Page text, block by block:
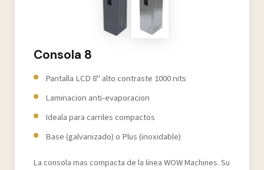
Consola 8
Pantalla LCD 8" alto contraste 1000 nits
Laminacion anti-evaporacion
Ideala para carriles compactos
Base (galvanizado) o Plus (inoxidable)
La consola mas compacta de la linea WOW Machines. Su